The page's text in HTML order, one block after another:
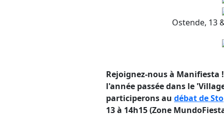
Ostende, 13
Rejoignez-nous à Manifiesta
l'année passée dans le
participerons au débat de
13 à 14h15 (Zone